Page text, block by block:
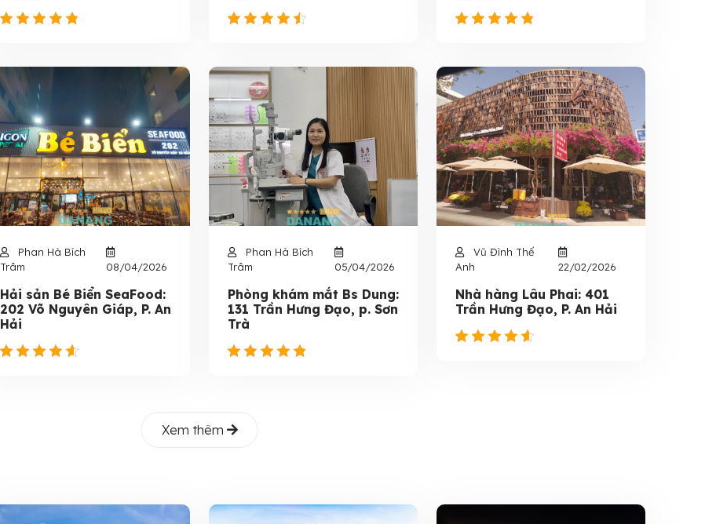
Phan Hà Bích
Trâm
08/04/2026
Hải sản Bé Biển SeaFood:
202 Võ Nguyên Giáp, P. An
Hải
Phan Hà Bích
Trâm
05/04/2026
Phòng khám mắt Bs Dung:
131 Trần Hưng Đạo, p. Sơn
Trà
Vũ Đình Thế
Anh
22/02/2026
Nhà hàng Lâu Phai: 401
Trần Hưng Đạo, P. An Hải
Xem thêm